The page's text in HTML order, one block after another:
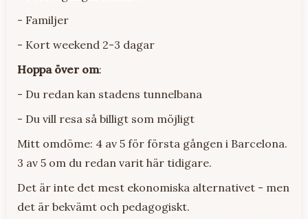
- Familjer
- Kort weekend 2-3 dagar
Hoppa över om:
- Du redan kan stadens tunnelbana
- Du vill resa så billigt som möjligt
Mitt omdöme: 4 av 5 för första gången i Barcelona.
3 av 5 om du redan varit här tidigare.
Det är inte det mest ekonomiska alternativet - men
det är bekvämt och pedagogiskt.